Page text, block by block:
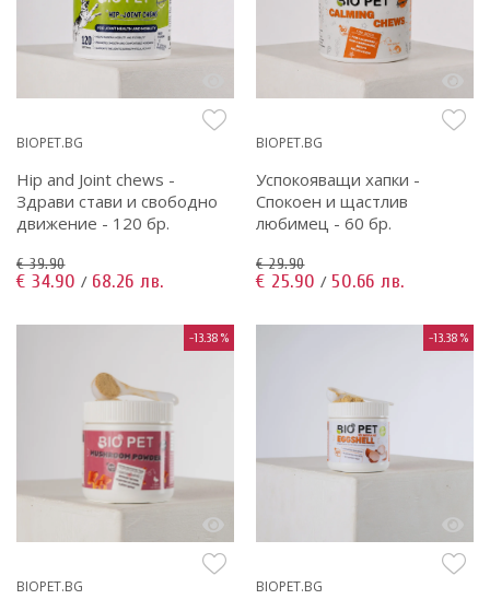
BIOPET.BG
Hip and Joint chews -
Здрави стави и свободно
движение - 120 бр.
€ 39.90
€ 34.90 / 68.26 лв.
BIOPET.BG
Успокояващи хапки -
Спокоен и щастлив
любимец - 60 бр.
€ 29.90
€ 25.90 / 50.66 лв.
-13.38%
BIOPET.BG
-13.38%
BIOPET.BG